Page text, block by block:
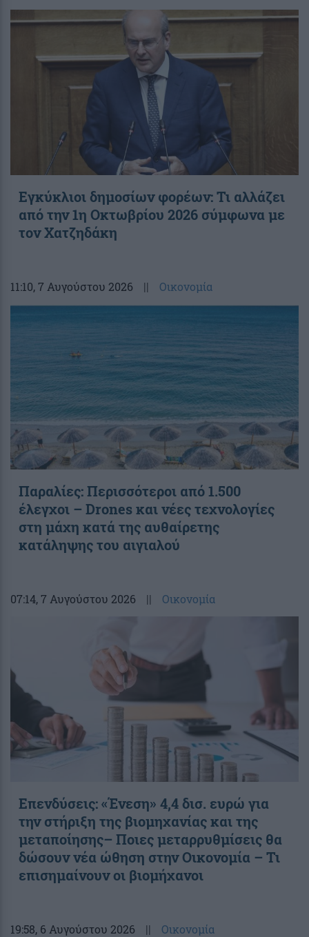
Εγκύκλιοι δημοσίων φορέων: Τι αλλάζει
από την 1η Οκτωβρίου 2026 σύμφωνα με
τον Χατζηδάκη
11:10, 7 Αυγούστου 2026 || Οικονομία
Παραλίες: Περισσότεροι από 1.500
έλεγχοι – Drones και νέες τεχνολογίες
στη μάχη κατά της αυθαίρετης
κατάληψης του αιγιαλού
07:14, 7 Αυγούστου 2026 || Οικονομία
Επενδύσεις: «Ένεση» 4,4 δισ. ευρώ για
την στήριξη της βιομηχανίας και της
μεταποίησης– Ποιες μεταρρυθμίσεις θα
δώσουν νέα ώθηση στην Οικονομία – Τι
επισημαίνουν οι βιομήχανοι
19:58, 6 Αυγούστου 2026 || Οικονομία